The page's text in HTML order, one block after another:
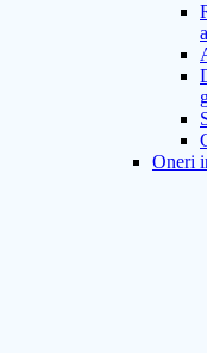
Oneri